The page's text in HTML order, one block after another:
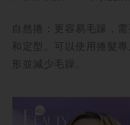
自然捲：更容易毛躁，
和定型。可以使用捲髮
形並減少毛躁。